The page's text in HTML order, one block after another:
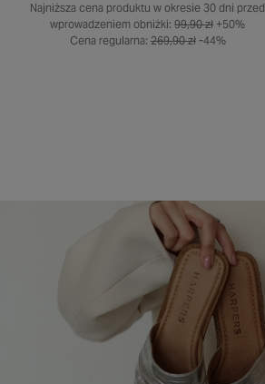
Najniższa cena produktu w okresie 30 dni przed
wprowadzeniem obniżki:99,90 zł +50%
Cena regularna: 269,90 zł -44%